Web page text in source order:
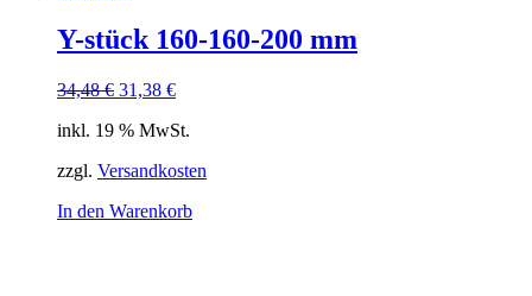
Y-stück 160-160-200 mm
34,48€ Ursprünglicher
war:
31,38 €Aktueller
ist:
inkl. 19 % MwSt.
zzgl. Versandkosten
In den Warenkorb